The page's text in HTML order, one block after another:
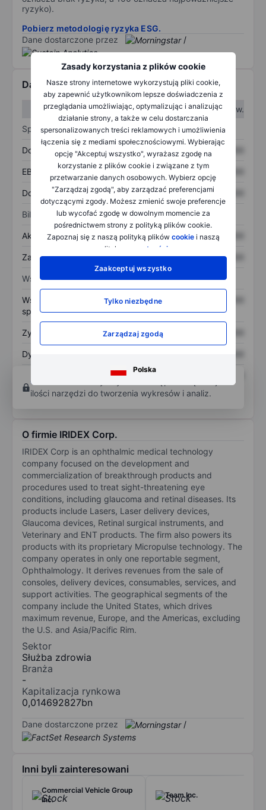
Zasady korzystania z plików cookie
Nasze strony internetowe wykorzystują pliki cookie,
aby zapewnić użytkownikom lepsze doświadczenia z
przeglądania umożliwiając, optymalizując i analizując
działanie strony, a także w celu dostarczania
spersonalizowanych treści reklamowych i umożliwienia
łączenia się z mediami społecznościowymi. Wybierając
opcję "Akceptuj wszystko", wyrażasz zgodę na
korzystanie z plików cookie i związane z tym
przetwarzanie danych osobowych. Wybierz opcję
"Zarządzaj zgodą", aby zarządzać preferencjami
dotyczącymi zgody. Możesz zmienić swoje preferencje
lub wycofać zgodę w dowolnym momencie za
pośrednictwem strony z polityką plików cookie.
Zapoznaj się z naszą polityką plików cookiei naszą
polityką
prywatności
Zaakceptuj wszystko
Tylko niezbędne
Zarządzaj zgodą
Polska
ryzyko).
Pobierz metodologię ryzyka ESG.
Dane dostarczone przez
/
Dane finansowe
W I kw.
W II kw.
Sprawozdanie z zysków
Dochód XXXXXXX XXXXXXX
EBITDA XXXXXXX XXXXXXX
Dochód netto XXXXXXX XXXXXXX
Bilans
Aktywa ogółem XXXXXXX XXXXXXX
Zadłużenie ogółem XXXXXXX XXXXXXX
Wskaźniki
Współczynnik cena do
sprzedaży
XXXXXXX
Zysk na akcję XXXXXXX
Dywidenda na akcję
własnego
XXXXXXX
Otwórz konto
ilości narzędzi do tworzenia wykresów i analiz.
O firmie IRIDEX Corp.
IRIDEX Corp is an ophthalmic medical technology
company focused on the development and
commercialization of breakthrough products and
procedures used to treat sight-threatening eye
conditions, including glaucoma and retinal diseases. Its
products include Lasers, Laser delivery devices,
Glaucoma devices, Retinal surgical instruments, and
Veterinary and ENT products. The firm also powers its
products with its proprietary Micropulse technology. The
company operates in only one reportable segment,
Ophthalmology. It derives revenues from the sale of
consoles, delivery devices, consumables, services, and
support activities. The geographical segments of the
company include the United States, which drives
maximum revenue, Europe, and the Americas, excluding
the U.S. and Asia/Pacific Rim.
Sektor
Służba zdrowia
Branża
-
Kapitalizacja rynkowa
0,014692827bn
Dane dostarczone przez /
Inni byli zainteresowani
Commercial Vehicle Group
Inc.
Team Inc.